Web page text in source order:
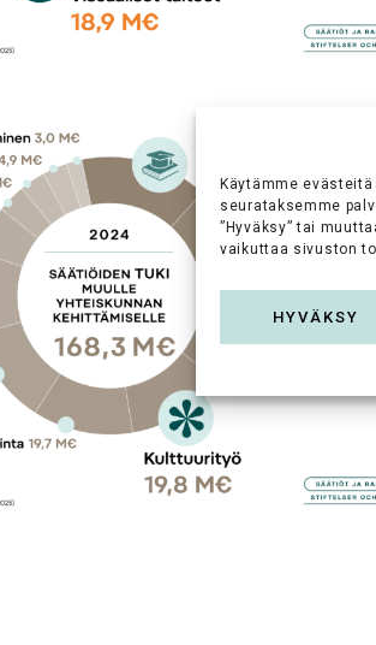
Käytämme
seurataksemme
”Hyväksy” tai
vaikuttaa sivuston
HYVÄKSY